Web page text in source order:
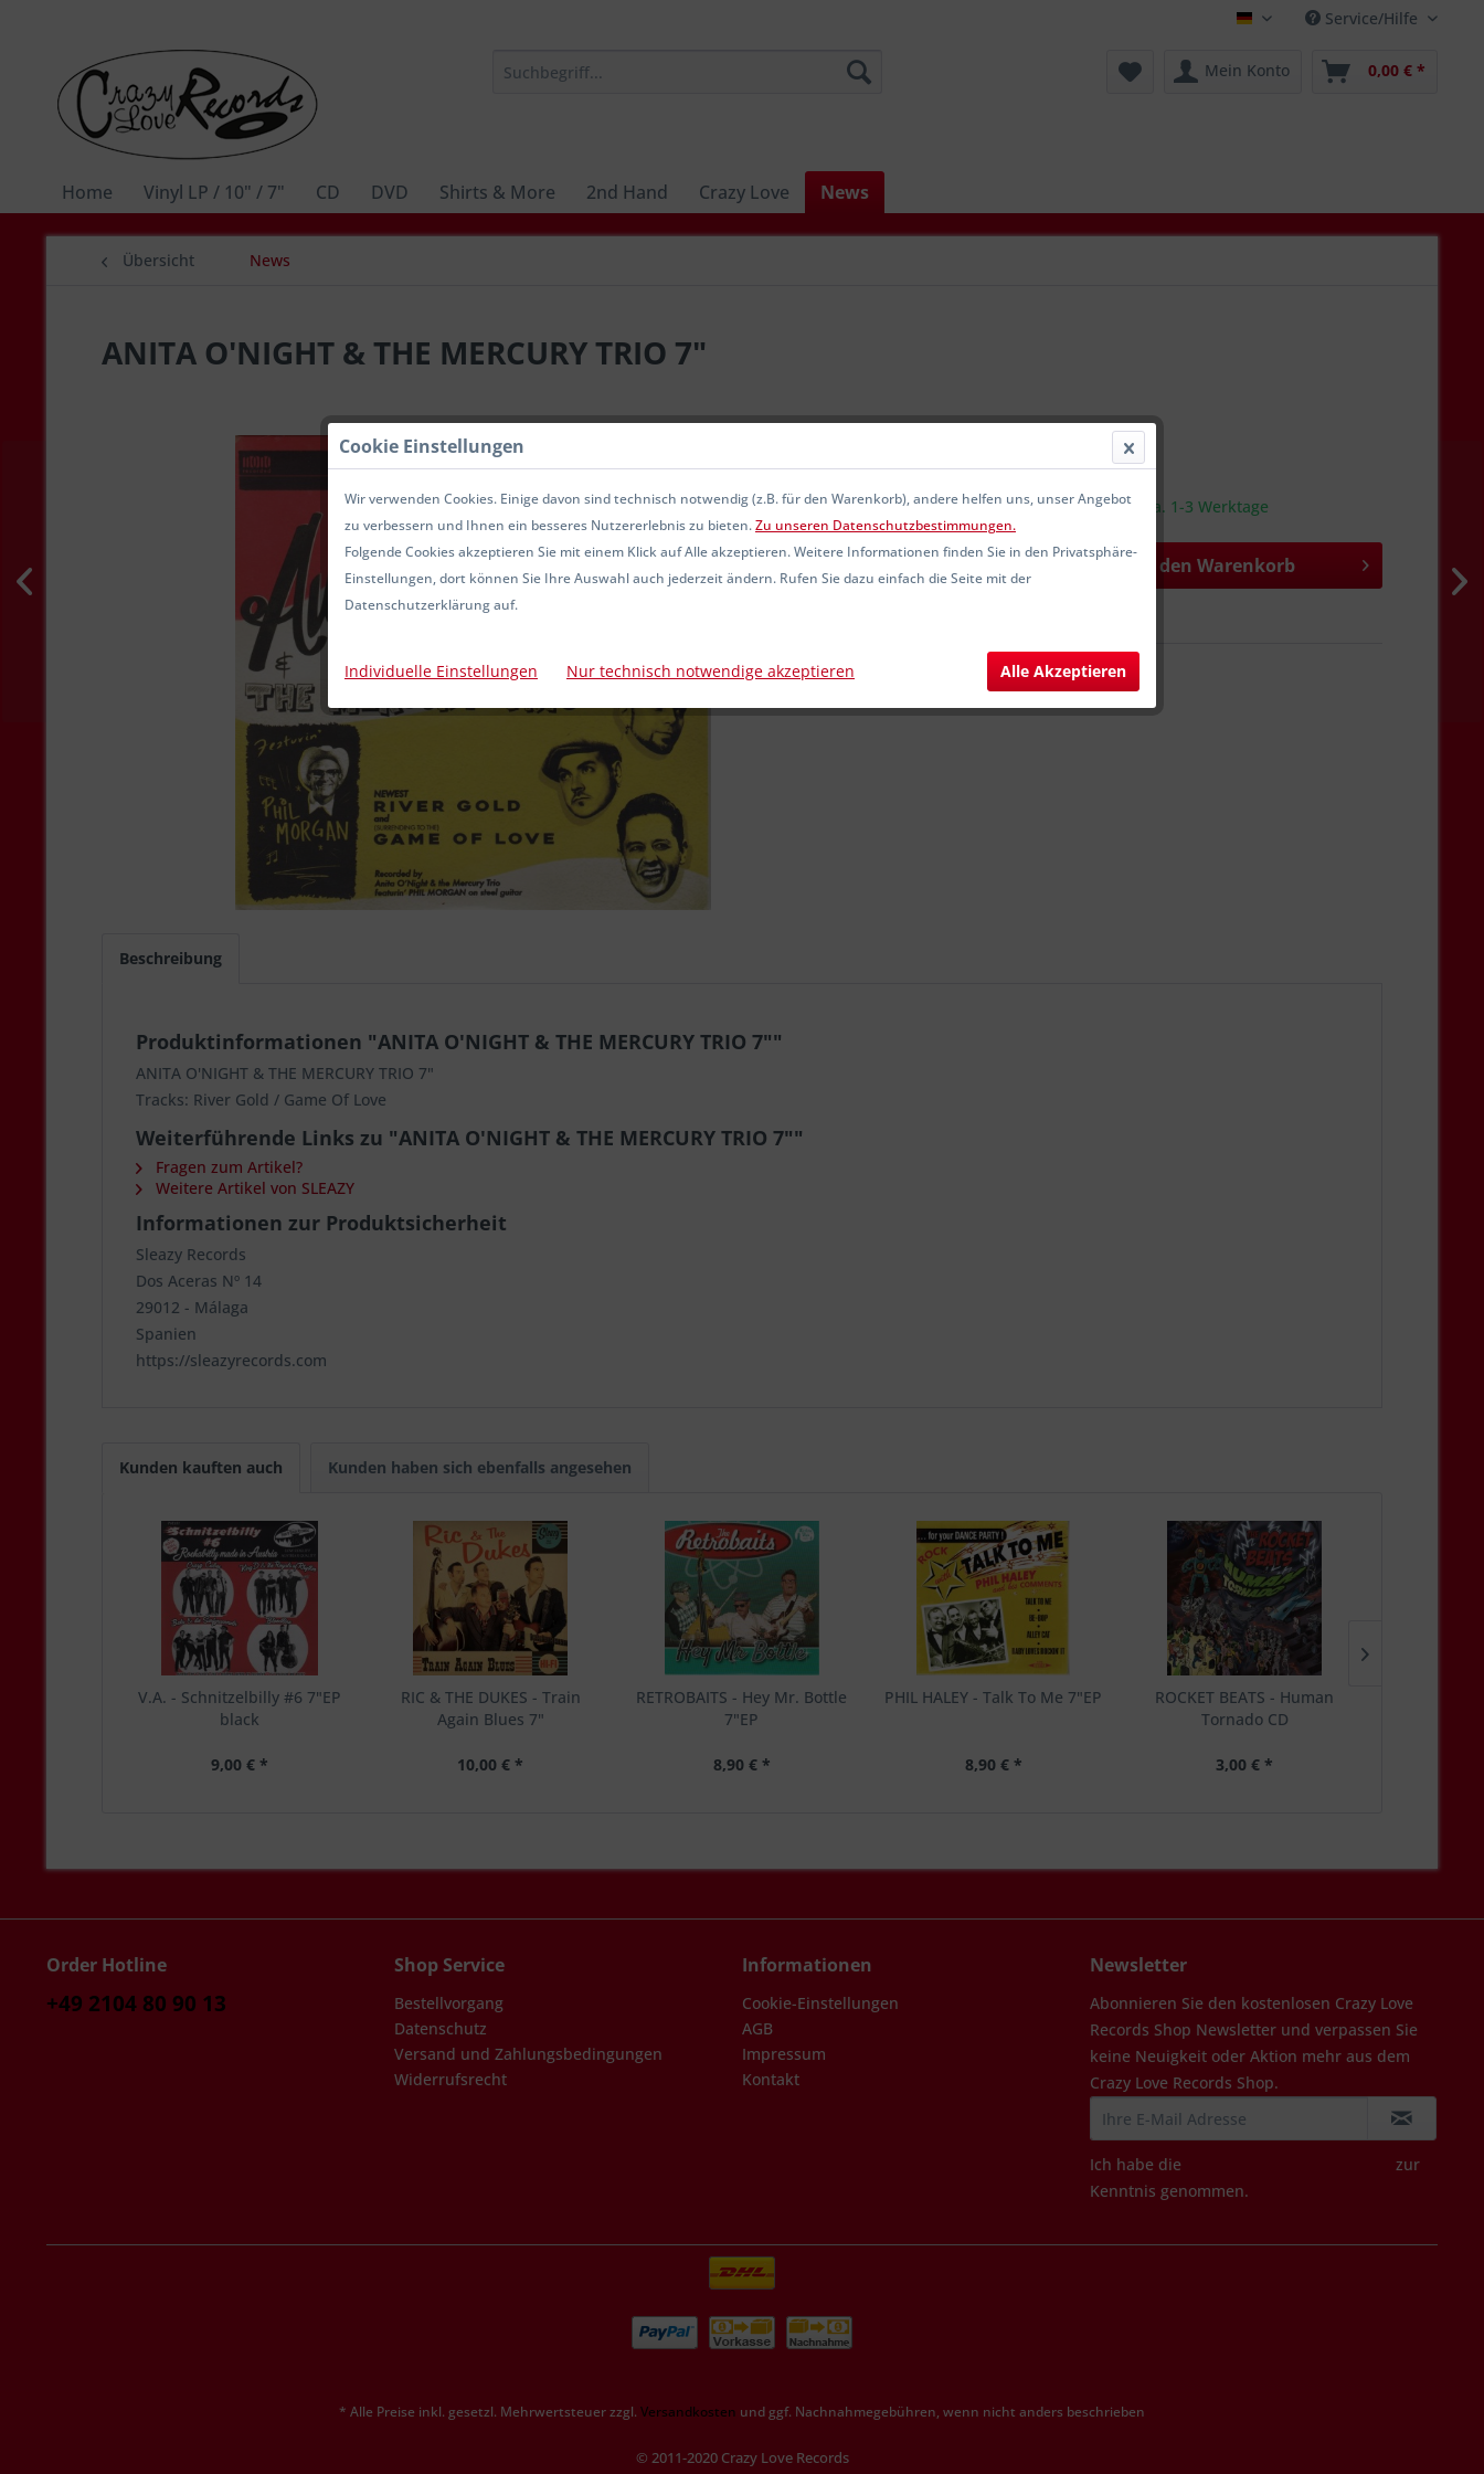
Deutsch Service/Hilfe
Mein Konto 0,00 € *
Home Vinyl LP / 10" / 7" CD DVD Shirts & More 2nd Hand Crazy Love News
Übersicht News
ANITA O'NIGHT & THE MERCURY TRIO 7"
Sofort versandfertig, Lieferzeit ca. 1-3 Werktage
In den Warenkorb
SW11556
Beschreibung
Produktinformationen "ANITA O'NIGHT & THE MERCURY TRIO 7""
ANITA O'NIGHT & THE MERCURY TRIO 7"
Tracks: River Gold / Game Of Love
Weiterführende Links zu "ANITA O'NIGHT & THE MERCURY TRIO 7""
Fragen zum Artikel?
Weitere Artikel von SLEAZY
Informationen zur Produktsicherheit
Sleazy Records
Dos Aceras Nº 14
29012 - Málaga
Spanien
https://sleazyrecords.com
Kunden kauften auch Kunden haben sich ebenfalls angesehen
V.A. - Schnitzelbilly #6 7"EP
black
9,00 € *
RIC & THE DUKES - Train
Again Blues 7"
10,00 € *
RETROBAITS - Hey Mr. Bottle
7"EP
8,90 € *
PHIL HALEY - Talk To Me 7"EP
8,90 € *
ROCKET BEATS - Human
Tornado CD
3,00 € *
Order Hotline
+49 2104 80 90 13
Shop Service
Bestellvorgang
Datenschutz
Versand und Zahlungsbedingungen
Widerrufsrecht
Informationen
Cookie-Einstellungen
AGB
Impressum
Kontakt
Newsletter
Abonnieren Sie den kostenlosen Crazy Love
Records Shop Newsletter und verpassen Sie
keine Neuigkeit oder Aktion mehr aus dem
Crazy Love Records Shop.
Ich habe die
zur
Kenntnis genommen.
* Alle Preise inkl. gesetzl. Mehrwertsteuer zzgl. Versandkosten und ggf. Nachnahmegebühren, wenn nicht anders beschrieben
© 2011-2020 Crazy Love Records
Cookie Einstellungen
Wir verwenden Cookies. Einige davon sind technisch notwendig (z.B. für den Warenkorb), andere helfen uns, unser Angebot
zu verbessern und Ihnen ein besseres Nutzererlebnis zu bieten.Zu unseren Datenschutzbestimmungen.
Folgende Cookies akzeptieren Sie mit einem Klick auf Alle akzeptieren. Weitere Informationen finden Sie in den Privatsphäre-
Einstellungen, dort können Sie Ihre Auswahl auch jederzeit ändern. Rufen Sie dazu einfach die Seite mit der
Datenschutzerklärung auf.
Individuelle Einstellungen Nur technisch notwendige akzeptieren Alle Akzeptieren